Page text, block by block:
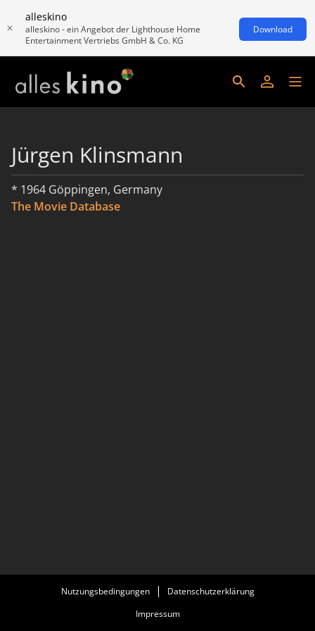
alleskino
alleskino - ein Angebot der Lighthouse Home
Entertainment Vertriebs GmbH & Co. KG
Download
Jürgen Klinsmann
* 1964 Göppingen, Germany
The Movie Database
Nutzungsbedingungen
Datenschutzerklärung
Impressum